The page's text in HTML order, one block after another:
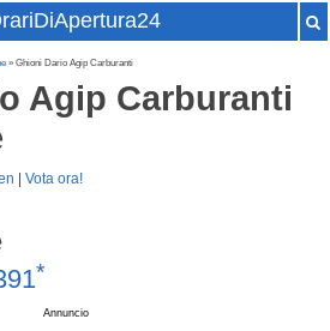
» Ghioni Dario Agip Carburanti
Agip Carburanti
|Vota ora!
*
Annuncio